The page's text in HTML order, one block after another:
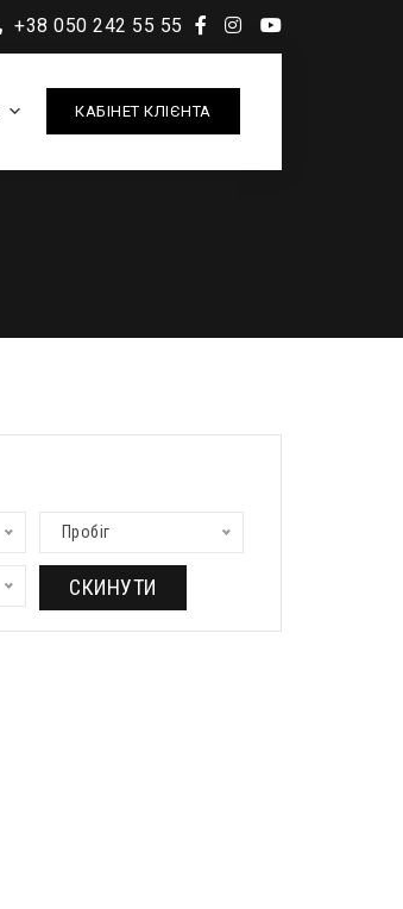
+38 050 242 55 55
КАБІНЕТ КЛІЄНТА
Пробіг
СКИНУТИ